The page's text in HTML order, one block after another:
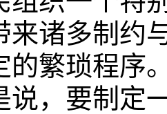
来诸多制约
的繁琐程序
，要制定